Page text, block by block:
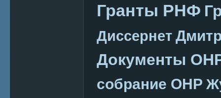
Гранты РНФ
Диссернет
Документы
собрание ОНР